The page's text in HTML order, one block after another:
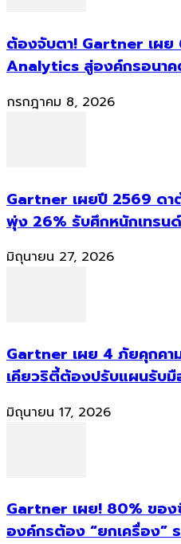
ต้องจับตา! Gartner เผย
Analytics สู่องค์กรอนา
กรกฎาคม 8, 2026
Gartner เผยปี 2569 ดา
พุ่ง 26% รับศึกหนักเทรน
มิถุนายน 27, 2026
Gartner เผย 4 ภัยคุกคา
เคียวริตี้ต้องปรับแผนรับมื
มิถุนายน 17, 2026
Gartner เผย! 80% ขอ
องค์กรต้อง “ยกเครื่อง”